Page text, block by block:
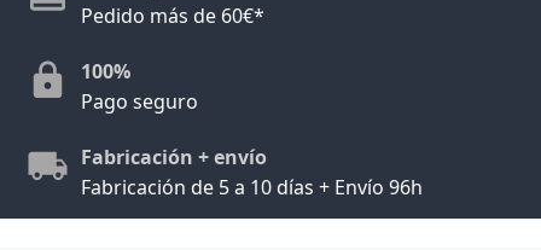
Pedido más de 60€*
100%
Pago seguro
Fabricación + envío
Fabricación de 5 a 10 días + Envío 96h